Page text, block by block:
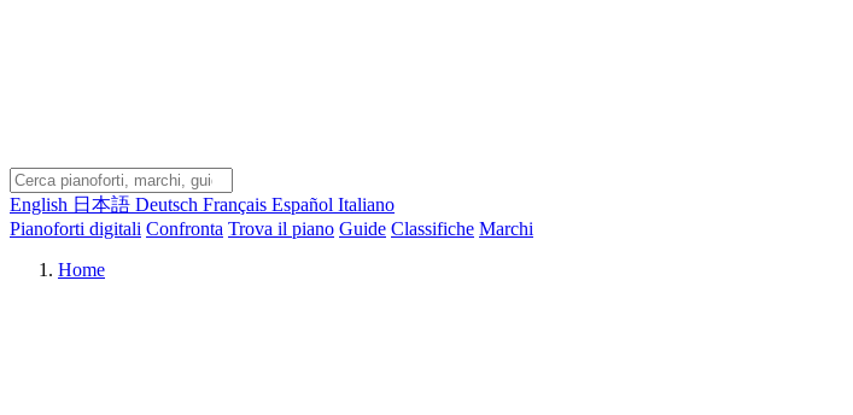
English 日本語 Deutsch Français Español Italiano
Pianoforti digitali Confronta Trova il piano Guide Classifiche Marchi
Home